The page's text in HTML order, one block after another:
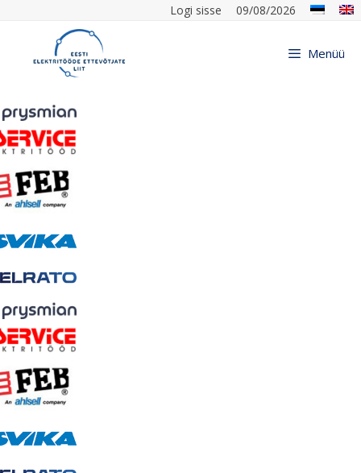
Logi sisse 09/08/2026
Menüü